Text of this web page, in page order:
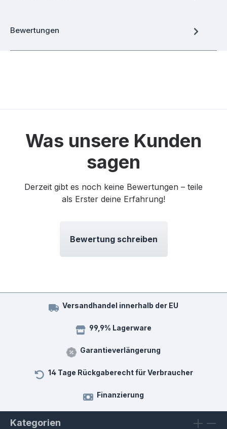
Bewertungen
Was unsere Kunden
sagen
Derzeit gibt es noch keine Bewertungen – teile
als Erster deine Erfahrung!
Bewertung schreiben
Versandhandel innerhalb der EU
99,9% Lagerware
Garantieverlängerung
14 Tage Rückgaberecht für Verbraucher
Finanzierung
Kategorien